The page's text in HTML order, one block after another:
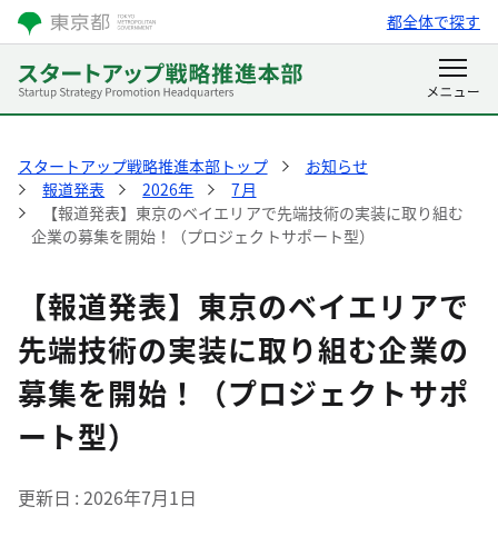
都全体で探す
スタートアップ戦略推進本部トップ
お知らせ
報道発表
2026年
7月
【報道発表】東京のベイエリアで先端技術の実装に取り組む
企業の募集を開始！（プロジェクトサポート型）
【報道発表】東京のベイエリアで
先端技術の実装に取り組む企業の
募集を開始！（プロジェクトサポ
ート型）
更新日 2026年7月1日